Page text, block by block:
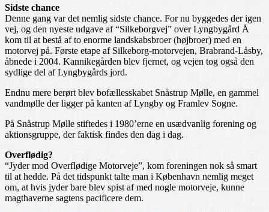
Sidste chance
Denne gang var det nemlig sidste chance. For nu byggedes der igen
vej, og den nyeste udgave af “Silkeborgvej” over Lyngbygård Å
kom til at bestå af to enorme landskabsbroer (højbroer) med en
motorvej på. Første etape af Silkeborg-motorvejen, Brabrand-Låsby,
åbnede i 2004. Kannikegården blev fjernet, og vejen tog også den
sydlige del af Lyngbygårds jord.
Endnu mere berørt blev bofællesskabet Snåstrup Mølle, en gammel
vandmølle der ligger på kanten af Lyngby og Framlev Sogne.
På Snåstrup Mølle stiftedes i 1980’erne en usædvanlig forening og
aktionsgruppe, der faktisk findes den dag i dag.
Overflødig?
“Jyder mod Overflødige Motorveje”, kom foreningen nok så smart
til at hedde. På det tidspunkt talte man i København nemlig meget
om, at hvis jyder bare blev spist af med nogle motorveje, kunne
magthaverne sagtens pacificere dem.